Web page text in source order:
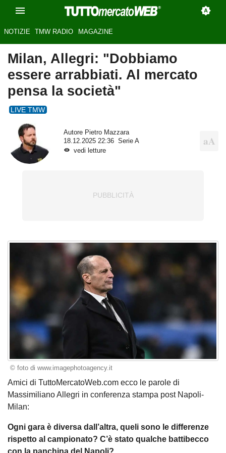
NOTIZIE TMW RADIO MAGAZINE
Milan, Allegri: "Dobbiamo
essere arrabbiati. Al mercato
pensa la società"
LIVE TMW
Autore Pietro Mazzara
18.12.2025 22:36
Serie A
vedi letture
© foto di www.imagephotoagency.it
Amici di TuttoMercatoWeb.com ecco le parole di
Massimiliano Allegri in conferenza stampa post Napoli-
Milan:
Ogni gara è diversa dall’altra, queli sono le differenze
rispetto al campionato? C’è stato qualche battibecco
con la panchina del Napoli?